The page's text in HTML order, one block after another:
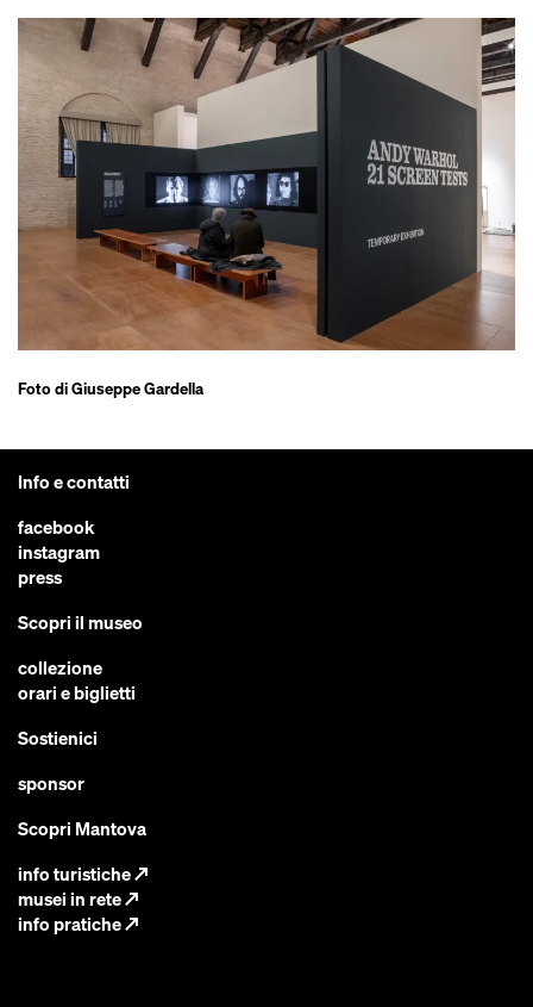
Foto di Giuseppe Gardella
Info e contatti
facebook
instagram
press
Scopri il museo
collezione
orari e biglietti
Sostienici
sponsor
Scopri Mantova
info turistiche↗
musei in rete↗
info pratiche↗